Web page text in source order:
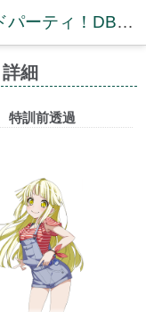
バンドリ！ ガールズバンドパーティ！DB【ガルパDB】
細
特訓前透過